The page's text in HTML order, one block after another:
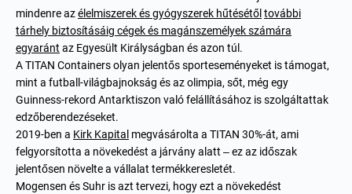
mindenre azélelmiszerek és gyógyszerek hűtésétől további
tárhely biztosításáig cégek és magánszemélyek számára
egyaránt az Egyesült Királyságban és azon túl.
A TITAN Containers olyan jelentős sporteseményeket is támogat,
mint a futball-világbajnokság és az olimpia, sőt, még egy
Guinness-rekord Antarktiszon való felállításához is szolgáltattak
edzőberendezéseket.
2019-ben a Kirk Kapital megvásárolta a TITAN 30%-át, ami
felgyorsította a növekedést a járvány alatt – ez az időszak
jelentősen növelte a vállalat termékkeresletét.
Mogensen és Suhr is azt tervezi, hogy ezt a növekedést